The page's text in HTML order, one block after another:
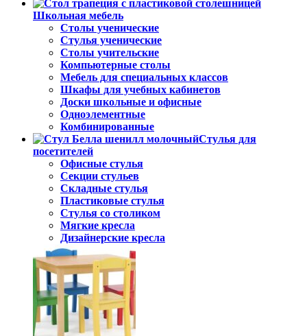
Школьная мебель
Столы ученические
Стулья ученические
Столы учительские
Компьютерные столы
Мебель для специальных классов
Шкафы для учебных кабинетов
Доски школьные и офисные
Одноэлементные
Комбинированные
Стулья для
посетителей
Офисные стулья
Секции стульев
Складные стулья
Пластиковые стулья
Стулья со столиком
Мягкие кресла
Дизайнерские кресла